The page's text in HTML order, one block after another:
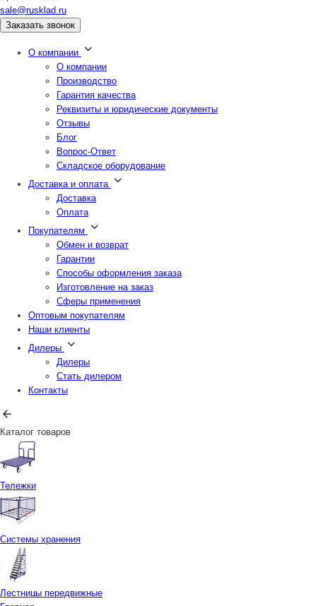
sale@rusklad.ru
Заказать звонок
О компании
О компании
Производство
Гарантия качества
Реквизиты и юридические документы
Отзывы
Блог
Вопрос-Ответ
Складское оборудование
Доставка и оплата
Доставка
Оплата
Покупателям
Обмен и возврат
Гарантии
Способы оформления заказа
Изготовление на заказ
Сферы применения
Оптовым покупателям
Наши клиенты
Дилеры
Дилеры
Стать дилером
Контакты
Каталог товаров
Тележки
Системы хранения
Лестницы передвижные